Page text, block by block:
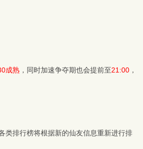
成熟 ，同时加速争夺期也会提前至21:00 ，
类排行榜将根据新的仙友信息重新进行排